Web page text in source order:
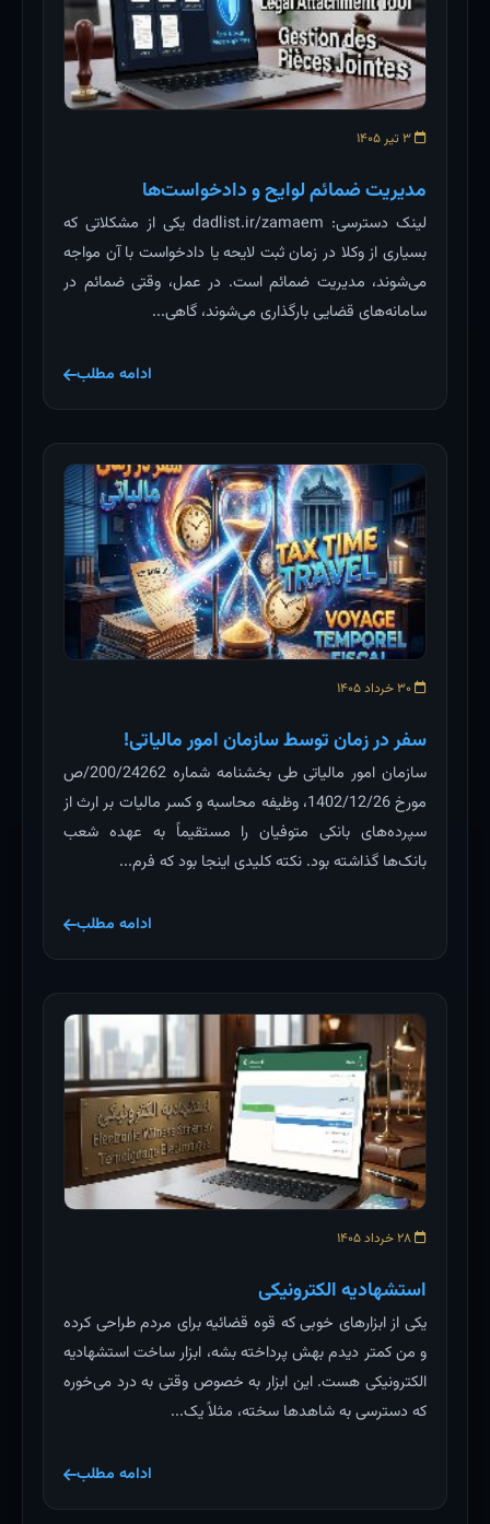
مدیریت ضمائم لوایح و دادخواست‌ها
لینک دسترسی: dadlist.ir/zamaem یکی از مشکلاتی که
بسیاری از وکلا در زمان ثبت لایحه یا دادخواست با آن مواجه
می‌شوند، مدیریت ضمائم است. در عمل، وقتی ضمائم در
سامانه‌های قضایی بارگذاری می‌شوند، گاهی...
ادامه مطلب
سفر در زمان توسط سازمان امور مالیاتی!
سازمان امور مالیاتی طی بخشنامه شماره 200/24262/ص
مورخ 1402/12/26، وظیفه محاسبه و کسر مالیات بر ارث از
سپرده‌های بانکی متوفیان را مستقیماً به عهده شعب
بانک‌ها گذاشته بود. نکته کلیدی اینجا بود که فرم...
ادامه مطلب
استشهادیه الکترونیکی
یکی از ابزارهای خوبی که قوه قضائیه برای مردم طراحی کرده
و من کمتر دیدم بهش پرداخته بشه، ابزار ساخت استشهادیه
الکترونیکی هست. این ابزار به خصوص وقتی به درد می‌خوره
که دسترسی به شاهدها سخته، مثلاً یک...
ادامه مطلب